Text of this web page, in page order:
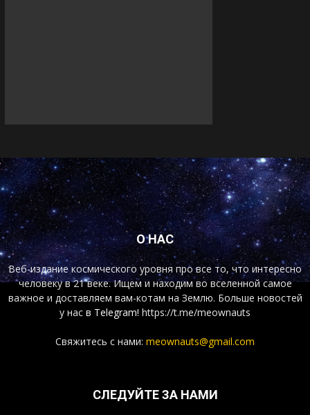
О НАС
Веб-издание космического уровня про все то, что интересно
человеку в 21 веке. Ищем и находим во вселенной самое
важное и доставляем вам-котам на Землю. Больше новостей
у нас в Telegram! https://t.me/meownauts
Свяжитесь с нами: meownauts@gmail.com
СЛЕДУЙТЕ ЗА НАМИ